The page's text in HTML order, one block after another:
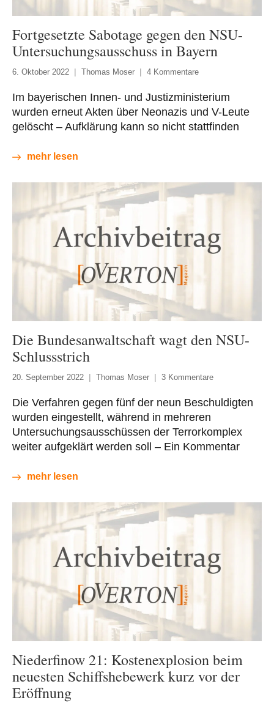
Fortgesetzte Sabotage gegen den NSU-
Untersuchungsausschuss in Bayern
6. Oktober 2022 Thomas Moser 4 Kommentare
Im bayerischen Innen- und Justizministerium
wurden erneut Akten über Neonazis und V-Leute
gelöscht – Aufklärung kann so nicht stattfinden
mehr lesen
Die Bundesanwaltschaft wagt den NSU-
Schlussstrich
20. September 2022 Thomas Moser 3 Kommentare
Die Verfahren gegen fünf der neun Beschuldigten
wurden eingestellt, während in mehreren
Untersuchungsausschüssen der Terrorkomplex
weiter aufgeklärt werden soll – Ein Kommentar
mehr lesen
Niederfinow 21: Kostenexplosion beim
neuesten Schiffshebewerk kurz vor der
Eröffnung